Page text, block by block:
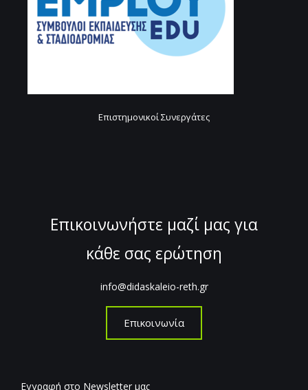
Επιστημονικοί Συνεργάτες
Επικοινωνήστε μαζί μας για
κάθε σας ερώτηση
info@didaskaleio-reth.gr
Επικοινωνία
Εγγραφή στο Newsletter μας